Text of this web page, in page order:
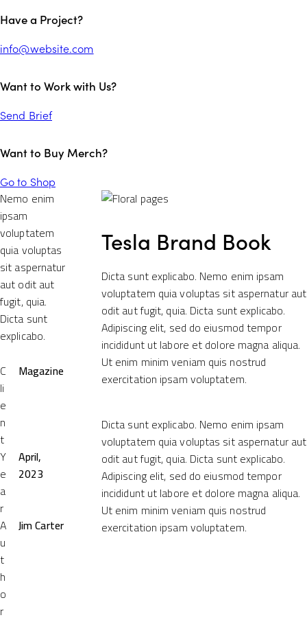
Have a Project?
info@website.com
Want to Work with Us?
Send Brief
Want to Buy Merch?
Go to Shop
Nemo enim
ipsam
voluptatem
quia voluptas
sit aspernatur
aut odit aut
fugit, quia.
Dicta sunt
explicabo.
C
li
e
n
t
Magazine
Y
e
a
r
April,
2023
A
u
t
h
o
r
Jim Carter
Tesla Brand Book
Dicta sunt explicabo. Nemo enim ipsam
voluptatem quia voluptas sit aspernatur aut
odit aut fugit, quia. Dicta sunt explicabo.
Adipiscing elit, sed do eiusmod tempor
incididunt ut labore et dolore magna aliqua.
Ut enim minim veniam quis nostrud
exercitation ipsam voluptatem.
Dicta sunt explicabo. Nemo enim ipsam
voluptatem quia voluptas sit aspernatur aut
odit aut fugit, quia. Dicta sunt explicabo.
Adipiscing elit, sed do eiusmod tempor
incididunt ut labore et dolore magna aliqua.
Ut enim minim veniam quis nostrud
exercitation ipsam voluptatem.